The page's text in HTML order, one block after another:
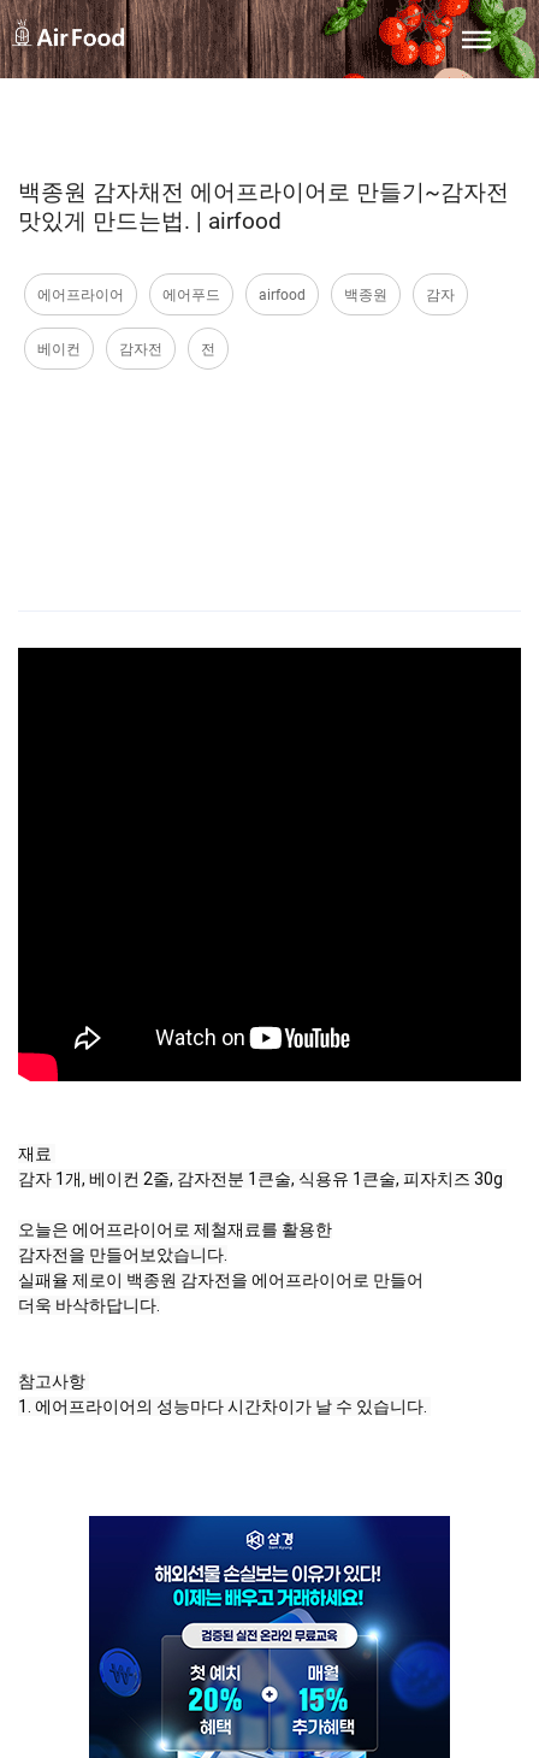
백종원 감자채전 에어프라이어로 만들기~감자전
맛있게 만드는법. | airfood
에어프라이어 에어푸드 airfood 백종원 감자
베이컨 감자전 전
재료
감자 1개, 베이컨 2줄, 감자전분 1큰술, 식용유 1큰술, 피자치즈 30g
오늘은 에어프라이어로 제철재료를 활용한
감자전을 만들어보았습니다.
실패율 제로이 백종원 감자전을 에어프라이어로 만들어
더욱 바삭하답니다.
참고사항
1. 에어프라이어의 성능마다 시간차이가 날 수 있습니다.